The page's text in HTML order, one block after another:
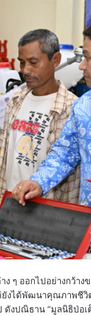
ๆ ออกไปอย่างกว้าง
งได้พัฒนาคุณภาพชีวิ
งปณิธาน “มูลนิธิป่อเ